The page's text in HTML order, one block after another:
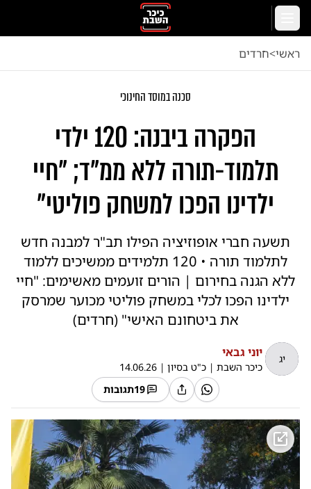
דלג לתוכן הראשי
ראשי<חרדים
סכנה במוסד החינוכי
הפקרה ביבנה: 120 ילדי
תלמוד-תורה ללא ממ"ד; "חיי
ילדינו הפכו למשחק פוליטי"
תשעה חברי אופוזיציה הפילו תב"ר למבנה חדש
לתלמוד תורה • 120 תלמידים ממשיכים ללמוד
ללא הגנה בחירום | הורים זועמים מאשימים: "חיי
ילדינו הפכו לכלי במשחק פוליטי מכוער שמרסק
את ביטחונם האישי" (חרדים)
יג יוני גבאי
כיכר השבת | כ"ט בסיון |
14.06.26
19תגובות